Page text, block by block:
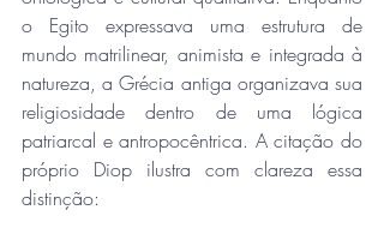
o Egito expressava uma estrutura de
mundo matrilinear, animista e integrada à
natureza, a Grécia antiga organizava sua
religiosidade dentro de uma lógica
patriarcal e antropocêntrica. A citação do
próprio Diop ilustra com clareza essa
distinção: